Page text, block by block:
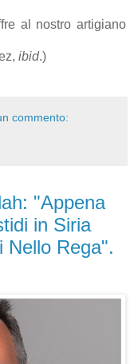
al nostro artigiano
ibid.)
commento:
"Appena
in Siria
Nello Rega".